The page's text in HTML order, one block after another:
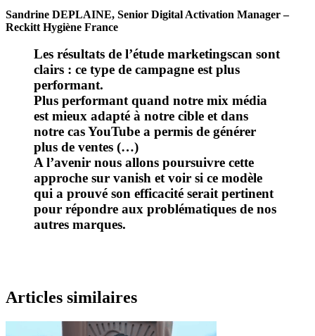
Sandrine DEPLAINE, Senior Digital Activation Manager –
Reckitt Hygiène France
Les résultats de l’étude marketingscan sont
clairs : ce type de campagne est plus
performant.
Plus performant quand notre mix média
est mieux adapté à notre cible et dans
notre cas YouTube a permis de générer
plus de ventes (…)
A l’avenir nous allons poursuivre cette
approche sur vanish et voir si ce modèle
qui a prouvé son efficacité serait pertinent
pour répondre aux problématiques de nos
autres marques.
Articles similaires